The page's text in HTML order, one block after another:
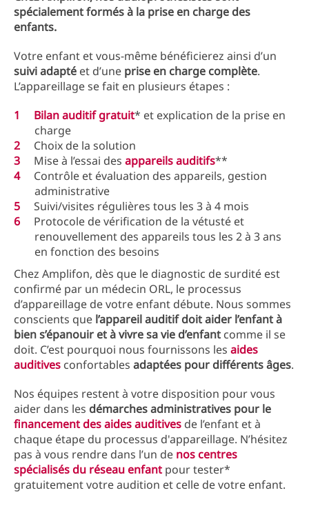
spécialement formés à la prise en charge des
enfants.
Votre enfant et vous-même bénéficierez ainsi d’un
suivi adapté et d’une prise en charge complète.
L’appareillage se fait en plusieurs étapes :
Bilan auditif gratuit* et explication de la prise en
charge
Choix de la solution
Mise à l’essai des appareils auditifs**
Contrôle et évaluation des appareils, gestion
administrative
Suivi/visites régulières tous les 3 à 4 mois
Protocole de vérification de la vétusté et
renouvellement des appareils tous les 2 à 3 ans
en fonction des besoins
Chez Amplifon, dès que le diagnostic de surdité est
confirmé par un médecin ORL, le processus
d’appareillage de votre enfant débute. Nous sommes
conscients que l’appareil auditif doit aider l’enfant à
bien s’épanouir et à vivre sa vie d’enfant comme il se
doit. C’est pourquoi nous fournissons les aides
auditives confortables adaptées pour différents âges.
Nos équipes restent à votre disposition pour vous
aider dans les démarches administratives pour le
financement des aides auditives de l’enfant et à
chaque étape du processus d'appareillage. N’hésitez
pas à vous rendre dans l’un de nos centres
spécialisés du réseau enfant pour tester*
gratuitement votre audition et celle de votre enfant.